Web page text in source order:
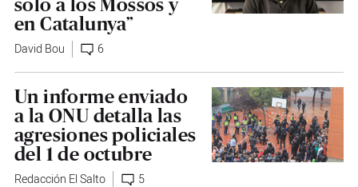
solo a los Mossos y
en Catalunya”
David Bou 6
Un informe enviado
a la ONU detalla las
agresiones policiales
del 1 de octubre
Redacción El Salto 5